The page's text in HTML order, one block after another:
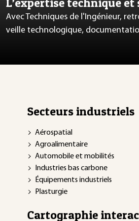
Avec Techniques de l'Ingénieur,
veille technologique,
Secteurs industriels
Aérospatial
Agroalimentaire
Automobile et mobilités
Industries bas carbone
Équipements industriels
Plasturgie
Cartographie